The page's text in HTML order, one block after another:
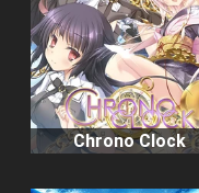
Chrono Clock